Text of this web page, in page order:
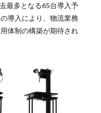
最多となる65台導入予
導入により、物流業務
体制の構築が期待され